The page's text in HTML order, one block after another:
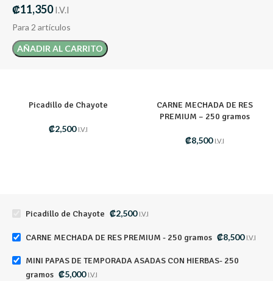
₡11,350 I.V.I
Para 2 artículos
AÑADIR AL CARRITO
Picadillo de Chayote
₡2,500 I.V.I
CARNE MECHADA DE RES
PREMIUM – 250 gramos
₡8,500 I.V.I
Picadillo de Chayote ₡2,500 I.V.I
CARNE MECHADA DE RES PREMIUM - 250 gramos ₡8,500 I.V.I
MINI PAPAS DE TEMPORADA ASADAS CON HIERBAS- 250
gramos ₡5,000 I.V.I